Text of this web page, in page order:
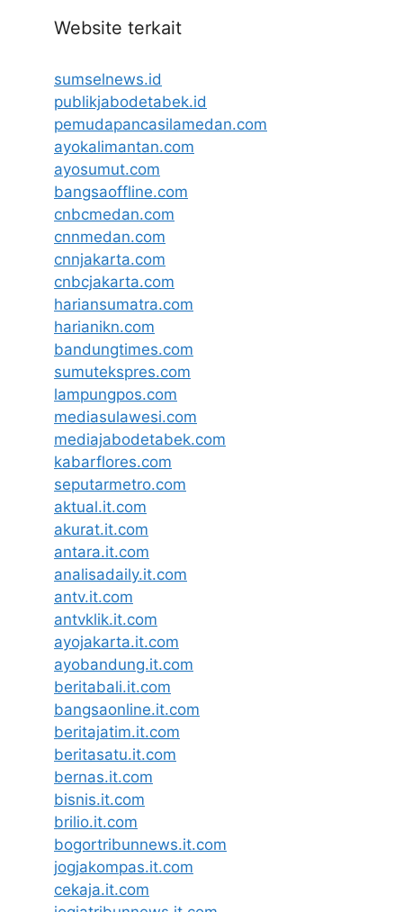
Website terkait
sumselnews.id
publikjabodetabek.id
pemudapancasilamedan.com
ayokalimantan.com
ayosumut.com
bangsaoffline.com
cnbcmedan.com
cnnmedan.com
cnnjakarta.com
cnbcjakarta.com
hariansumatra.com
harianikn.com
bandungtimes.com
sumutekspres.com
lampungpos.com
mediasulawesi.com
mediajabodetabek.com
kabarflores.com
seputarmetro.com
aktual.it.com
akurat.it.com
antara.it.com
analisadaily.it.com
antv.it.com
antvklik.it.com
ayojakarta.it.com
ayobandung.it.com
beritabali.it.com
bangsaonline.it.com
beritajatim.it.com
beritasatu.it.com
bernas.it.com
bisnis.it.com
brilio.it.com
bogortribunnews.it.com
jogjakompas.it.com
cekaja.it.com